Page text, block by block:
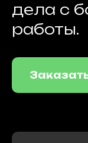
дела с
работы.